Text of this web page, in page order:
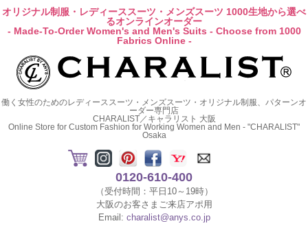
オリジナル制服・レディーススーツ・メンズスーツ 1000生地から選べ
るオンラインオーダー
- Made-To-Order Women's and Men's Suits - Choose from 1000
Fabrics Online -
働く女性のためのレディーススーツ・メンズスーツ・オリジナル制服、パターンオ
ーダー専門店
CHARALIST／キャラリスト 大阪
Online Store for Custom Fashion for Working Women and Men - "CHARALIST"
Osaka
0120-610-400
（受付時間：平日10～19時）
大阪のお客さまご来店アポ用
Email: charalist@anys.co.jp